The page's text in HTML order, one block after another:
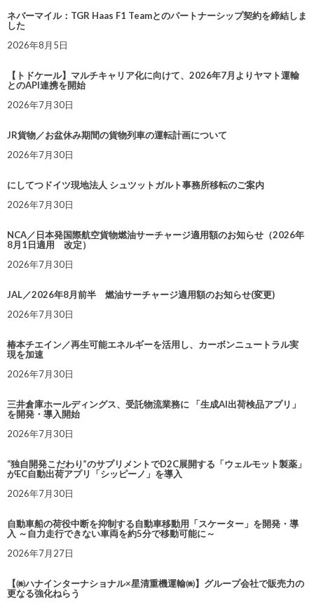
ネバーマイル：TGR Haas F1 Teamとのパートナーシップ契約を締結しま
した
2026年8月5日
【トドケール】マルチキャリア化に向けて、2026年7月よりヤマト運輸
とのAPI連携を開始
2026年7月30日
JR貨物／お盆休み期間の貨物列車の運転計画について
2026年7月30日
にしてつドイツ現地法人 シュツットガルト事務所移転のご案内
2026年7月30日
NCA／日本発国際航空貨物燃油サーチャージ適用額のお知らせ（2026年
8月1日適用 改定）
2026年7月30日
JAL／2026年8月前半 燃油サーチャージ適用額のお知らせ(変更)
2026年7月30日
椿本チエイン／再生可能エネルギーを活用し、カーボンニュートラル実
現を加速
2026年7月30日
三井倉庫ホールディングス、受託物流業務に 「生成AI出荷検品アプリ」
を開発・導入開始
2026年7月30日
“独自開発こだわり”のサプリメントでD2C展開する「ウェルモット製薬」
がEC自動出荷アプリ「シッピーノ」を導入
2026年7月30日
自動車船の荷役中断を抑制する自動車移動用「スケーター」を開発・導
入 ～自力走行できない車両を約5分で移動可能に～
2026年7月27日
【㈱ハナインターナショナル×星清重機運輸㈱】グループ会社で販売力の
更なる強化ねらう